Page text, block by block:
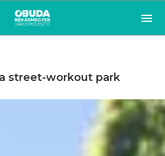
street-workout park